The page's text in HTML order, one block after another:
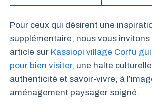
Pour ceux qui désirent une
supplémentaire, nous vous invitons
article sur Kassiopi village Corfu
pour bien visiter, une halte
authenticité et savoir-vivre, à
aménagement paysager soigné.